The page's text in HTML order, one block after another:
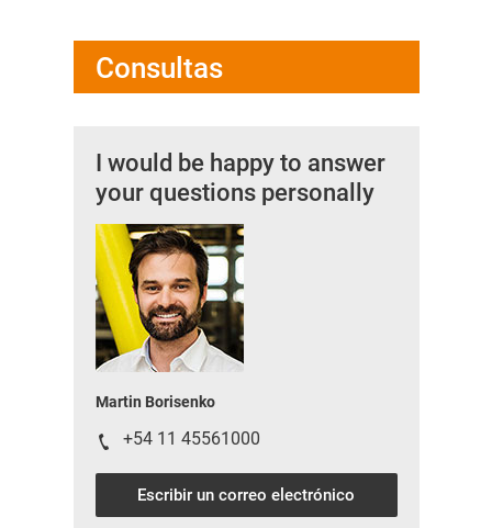
Consultas
I would be happy to answer
your questions personally
Martin Borisenko
+54 11 45561000
Escribir un correo electrónico